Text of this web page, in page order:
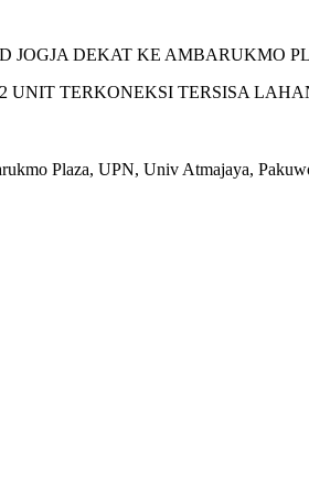
JOGJA DEKAT KE AMBARUKMO
TERKONEKSI TERSISA
Plaza, UPN, Univ Atmajaya,